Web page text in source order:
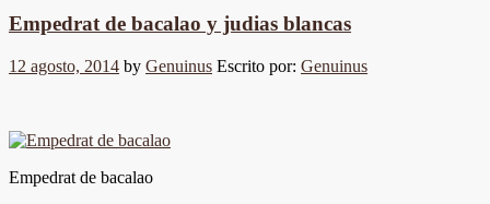
Empedrat de bacalao y judias blancas
12 agosto, 2014 by Genuinus Escrito por: Genuinus
Empedrat de bacalao